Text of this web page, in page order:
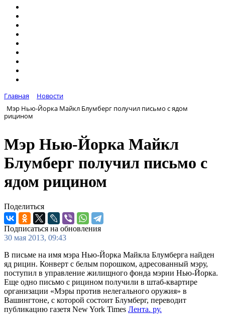
Главная
Новости
Мэр Нью-Йорка Майкл Блумберг получил письмо с ядом
рицином
Мэр Нью-Йорка Майкл
Блумберг получил письмо с
ядом рицином
Поделиться
Подписаться на обновления
30 мая 2013, 09:43
В письме на имя мэра Нью-Йорка Майкла Блумберга найден
яд рицин. Конверт с белым порошком, адресованный мэру,
поступил в управление жилищного фонда мэрии Нью-Йорка.
Еще одно письмо с рицином получили в штаб-квартире
организации «Мэры против нелегального оружия» в
Вашингтоне, с которой состоит Блумберг, переводит
публикацию газетя New York Times Лента. ру.